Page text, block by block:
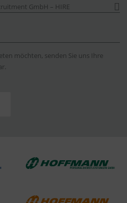
GmbH – HIRE
möchten, senden Sie uns Ihre